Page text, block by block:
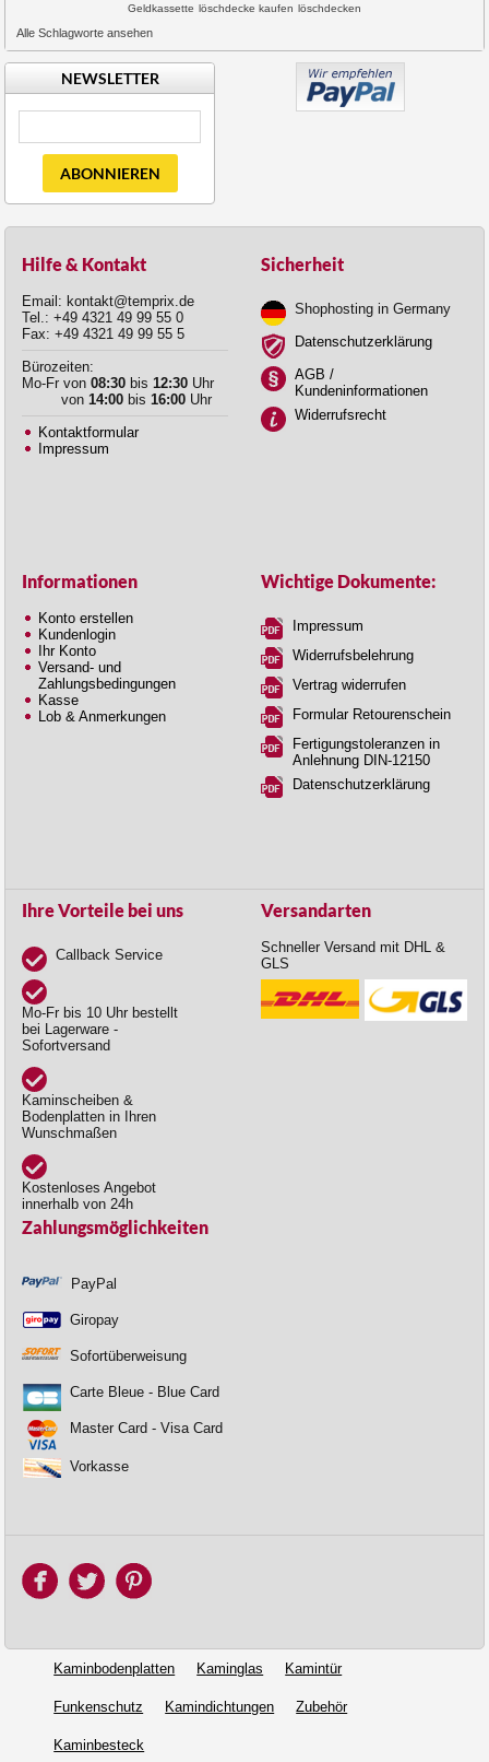
Geldkassette löschdecke kaufen löschdecken
Alle Schlagworte ansehen
NEWSLETTER
ABONNIEREN
Hilfe & Kontakt
Email: kontakt@temprix.de
Tel.: +49 4321 49 99 55 0
Fax: +49 4321 49 99 55 5
Bürozeiten:
Mo-Fr von 08:30 bis 12:30 Uhr
von 14:00 bis 16:00 Uhr
Kontaktformular
Impressum
Sicherheit
Shophosting in Germany
Datenschutzerklärung
AGB /
Kundeninformationen
Widerrufsrecht
Informationen
Konto erstellen
Kundenlogin
Ihr Konto
Versand- und
Zahlungsbedingungen
Kasse
Lob & Anmerkungen
Wichtige Dokumente:
Impressum
Widerrufsbelehrung
Vertrag widerrufen
Formular Retourenschein
Fertigungstoleranzen in
Anlehnung DIN-12150
Datenschutzerklärung
Ihre Vorteile bei uns
Callback Service
Mo-Fr bis 10 Uhr bestellt
bei Lagerware -
Sofortversand
Kaminscheiben &
Bodenplatten in Ihren
Wunschmaßen
Kostenloses Angebot
innerhalb von 24h
Versandarten
Schneller Versand mit DHL &
GLS
Zahlungsmöglichkeiten
PayPal
Giropay
Sofortüberweisung
Carte Bleue - Blue Card
Master Card - Visa Card
Vorkasse
Kaminbodenplatten Kaminglas Kamintür
Funkenschutz Kamindichtungen Zubehör
Kaminbesteck